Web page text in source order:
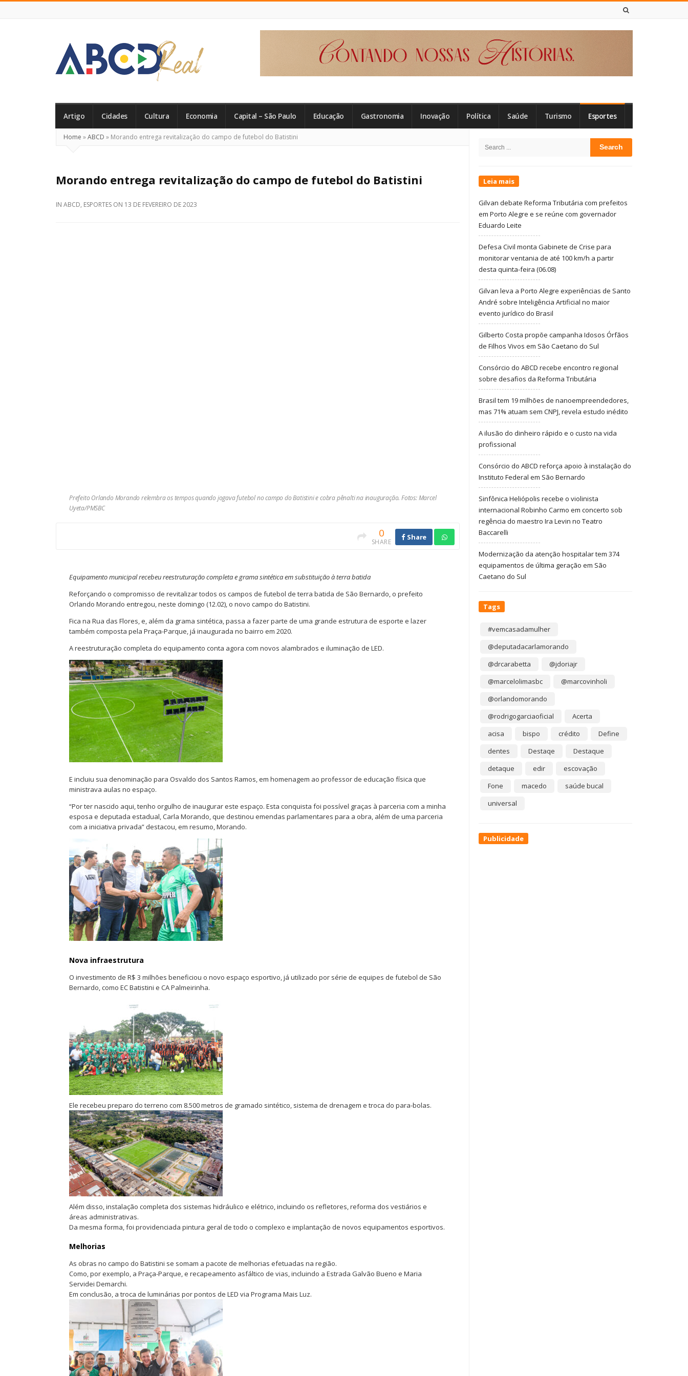
Real
Artigo Cidades Cultura Economia Capital – São Paulo Educação Gastronomia Inovação Política Saúde Turismo Esportes
Home »ABCD » Morando entrega revitalização do campo de futebol do Batistini
Morando entrega revitalização do campo de futebol do Batistini
IN ABCD, ESPORTES ON 13 DE FEVEREIRO DE 2023
Prefeito Orlando Morando relembra os tempos quando jogava futebol no campo do Batistini e cobra pênalti na inauguração. Fotos: Marcel
Uyeta/PMSBC
0
SHARE
Share
Equipamento municipal recebeu reestruturação completa e grama sintética em substituição à terra batida
Reforçando o compromisso de revitalizar todos os campos de futebol de terra batida de São Bernardo, o prefeito
Orlando Morando entregou, neste domingo (12.02), o novo campo do Batistini.
Fica na Rua das Flores, e, além da grama sintética, passa a fazer parte de uma grande estrutura de esporte e lazer
também composta pela Praça-Parque, já inaugurada no bairro em 2020.
A reestruturação completa do equipamento conta agora com novos alambrados e iluminação de LED.
E incluiu sua denominação para Osvaldo dos Santos Ramos, em homenagem ao professor de educação física que
ministrava aulas no espaço.
“Por ter nascido aqui, tenho orgulho de inaugurar este espaço. Esta conquista foi possível graças à parceria com a minha
esposa e deputada estadual, Carla Morando, que destinou emendas parlamentares para a obra, além de uma parceria
com a iniciativa privada” destacou, em resumo, Morando.
Nova infraestrutura
O investimento de R$ 3 milhões beneficiou o novo espaço esportivo, já utilizado por série de equipes de futebol de São
Bernardo, como EC Batistini e CA Palmeirinha.
Ele recebeu preparo do terreno com 8.500 metros de gramado sintético, sistema de drenagem e troca do para-bolas.
Além disso, instalação completa dos sistemas hidráulico e elétrico, incluindo os refletores, reforma dos vestiários e
áreas administrativas.
Da mesma forma, foi providenciada pintura geral de todo o complexo e implantação de novos equipamentos esportivos.
Melhorias
As obras no campo do Batistini se somam a pacote de melhorias efetuadas na região.
Como, por exemplo, a Praça-Parque, e recapeamento asfáltico de vias, incluindo a Estrada Galvão Bueno e Maria
Servidei Demarchi.
Em conclusão, a troca de luminárias por pontos de LED via Programa Mais Luz.
Sidebar
Search
Leia mais
Gilvan debate Reforma Tributária com prefeitos
em Porto Alegre e se reúne com governador
Eduardo Leite
Defesa Civil monta Gabinete de Crise para
monitorar ventania de até 100 km/h a partir
desta quinta-feira (06.08)
Gilvan leva a Porto Alegre experiências de Santo
André sobre Inteligência Artificial no maior
evento jurídico do Brasil
Gilberto Costa propõe campanha Idosos Órfãos
de Filhos Vivos em São Caetano do Sul
Consórcio do ABCD recebe encontro regional
sobre desafios da Reforma Tributária
Brasil tem 19 milhões de nanoempreendedores,
mas 71% atuam sem CNPJ, revela estudo inédito
A ilusão do dinheiro rápido e o custo na vida
profissional
Consórcio do ABCD reforça apoio à instalação do
Instituto Federal em São Bernardo
Sinfônica Heliópolis recebe o violinista
internacional Robinho Carmo em concerto sob
regência do maestro Ira Levin no Teatro
Baccarelli
Modernização da atenção hospitalar tem 374
equipamentos de última geração em São
Caetano do Sul
Tags
#vemcasadamulher
@deputadacarlamorando
@drcarabetta
@jdoriajr
@marcelolimasbc
@marcovinholi
@orlandomorando
@rodrigogarciaoficial
Acerta
acisa
bispo crédito
Define
dentes
Destaqe
Destaque
detaque
edir
escovação
Fone
macedo
saúde bucal
universal
Publicidade